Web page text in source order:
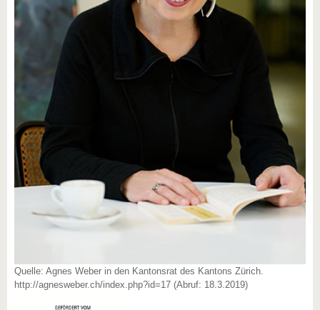
Quelle: Agnes Weber in den Kantonsrat des Kantons Zürich.
http://agnesweber.ch/index.php?id=17 (Abruf: 18.3.2019)